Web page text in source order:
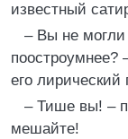
известный
– Вы не могли
поостроумнее?
его лирический
– Тише вы! –
мешайте!